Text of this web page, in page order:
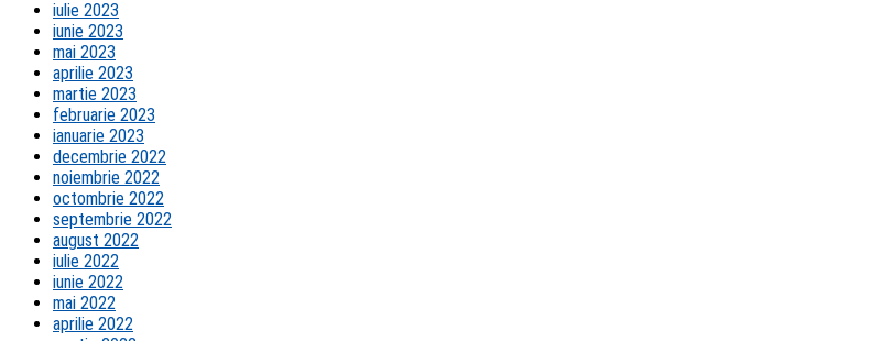
iulie 2023
iunie 2023
mai 2023
aprilie 2023
martie 2023
februarie 2023
ianuarie 2023
decembrie 2022
noiembrie 2022
octombrie 2022
septembrie 2022
august 2022
iulie 2022
iunie 2022
mai 2022
aprilie 2022